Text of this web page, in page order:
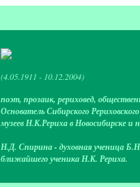
(4.05.1911 - 10.12.2004)
поэт, прозаик, рериховед,
Основатель Сибирского
музеев Н.К.Рериха в Новосибирске и
Н.Д. Спирина - духовная ученица
ближайшего ученика Н.К. Рериха.